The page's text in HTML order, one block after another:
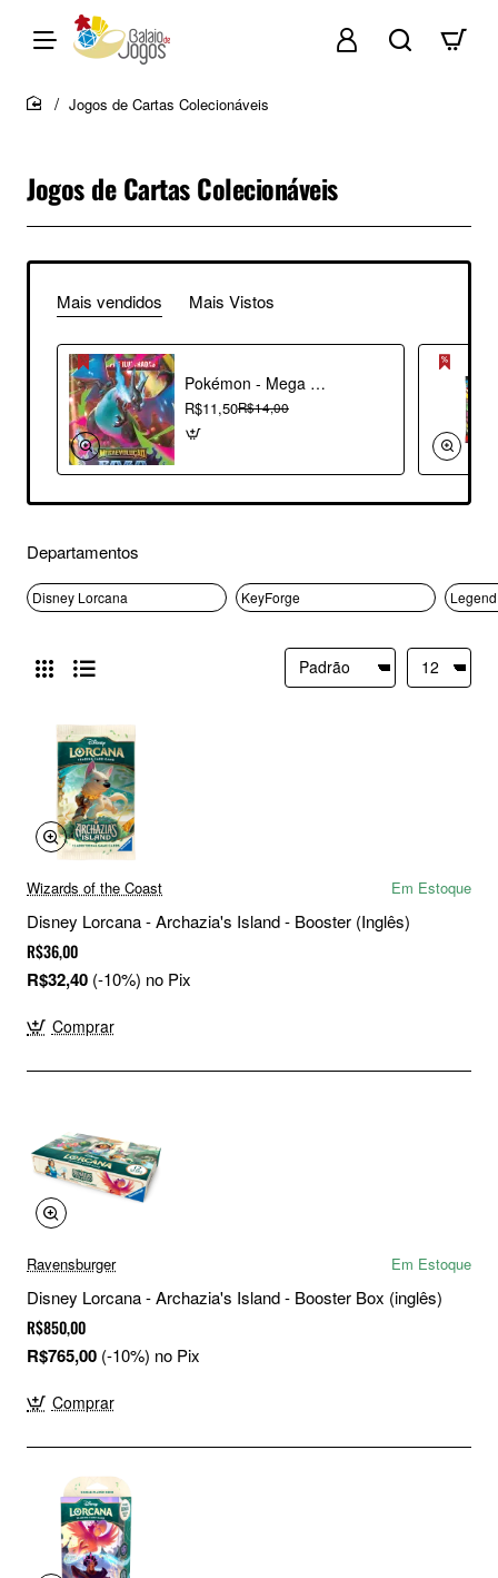
Jogos de Cartas Colecionáveis
Jogos de Cartas Colecionáveis
Mais vendidos Mais Vistos
Pokémon - Mega Evolução 02 - Fogo Fantasmagórico - Booster
R$11,50R$14,00
Departamentos
Disney Lorcana KeyForge
Wizards of the Coast Em Estoque
Disney Lorcana - Archazia's Island - Booster (Inglês)
R$36,00
R$32,40 (-10%) no Pix
Comprar
Ravensburger Em Estoque
Disney Lorcana - Archazia's Island - Booster Box (inglês)
R$850,00
R$765,00 (-10%) no Pix
Comprar